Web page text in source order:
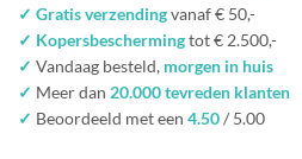
✓ Gratis verzendingvanaf € 50,-
✓ Kopersbeschermingtot € 2.500,-
✓ Vandaag besteld, morgen in huis
✓ Meer dan 20.000 tevreden klanten
✓ Beoordeeld met een 4.50/ 5.00